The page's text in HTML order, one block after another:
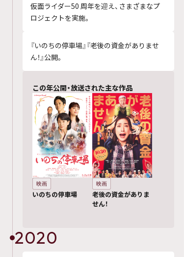
仮面ライダー50 周年を迎え、さまざまなプ
ロジェクトを実施。
『いのちの停車場』『老後の資金がありませ
ん！』公開。
この年公開・放送された主な作品
映画
いのちの停車場
映画
老後の資金がありま
せん！
2020